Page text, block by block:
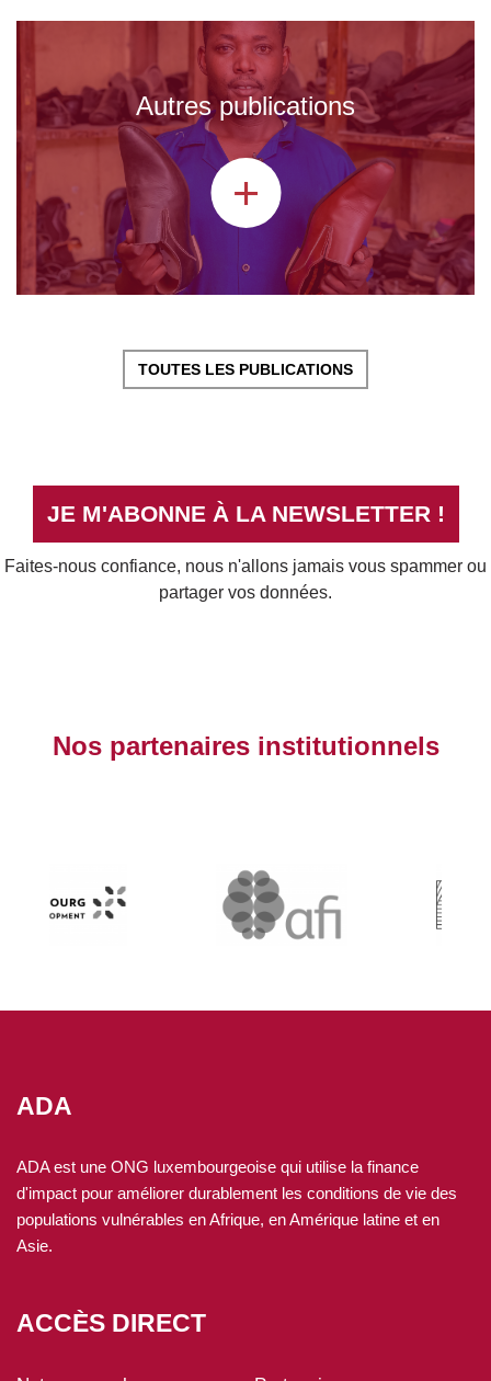
Autres publications
+
TOUTES LES PUBLICATIONS
JE M'ABONNE À LA NEWSLETTER !
Faites-nous confiance, nous n'allons jamais vous spammer ou
partager vos données.
Nos partenaires institutionnels
ADA
ADA est une ONG luxembourgeoise qui utilise la finance
d'impact pour améliorer durablement les conditions de vie des
populations vulnérables en Afrique, en Amérique latine et en
Asie.
ACCÈS DIRECT